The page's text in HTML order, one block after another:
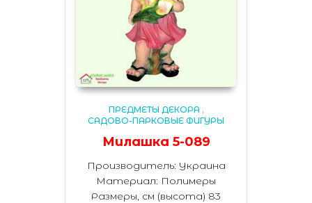
ПРЕДМЕТЫ ДЕКОРА ,
САДОВО-ПАРКОВЫЕ ФИГУРЫ
Милашка 5-089
Производитель: Украина
Материал: Полимеры
Размеры, см (высота) 83